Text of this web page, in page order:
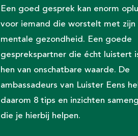
Een goed gesprek kan enorm
voor iemand die worstelt met zijn
mentale gezondheid. Een goede
gesprekspartner die écht luistert
hen van onschatbare waarde. De
ambassadeurs van Luister Eens
daarom 8 tips en inzichten
die je hierbij helpen.